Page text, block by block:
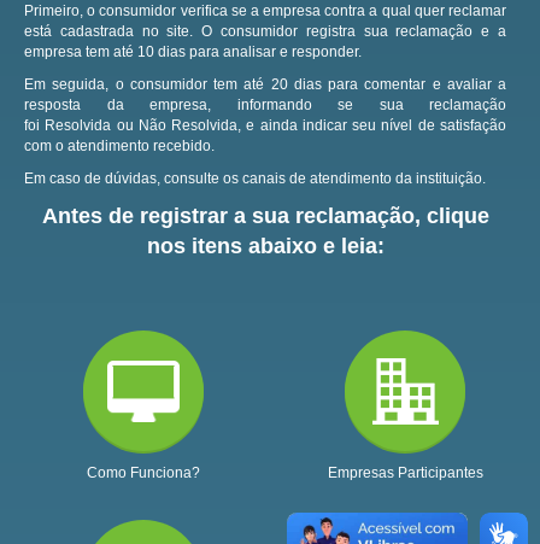
Primeiro, o consumidor verifica se a empresa contra a qual quer reclamar
está cadastrada no site.O consumidor registra sua reclamação e a
empresa tem até 10 dias para analisar e responder.
Em seguida, o consumidor tem até 20 dias para comentar e avaliar a
resposta da empresa, informando se sua reclamação
foi Resolvida ou Não Resolvida, e ainda indicar seu nível de satisfação
com o atendimento recebido.
Em caso de dúvidas, consulte os canais de atendimento da instituição.
Antes de registrar a sua reclamação, clique
nos itens abaixo e leia:
Como Funciona? Empresas Participantes